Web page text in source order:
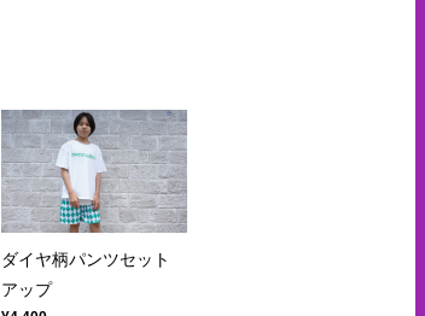
ダイヤ柄パンツセット
アップ